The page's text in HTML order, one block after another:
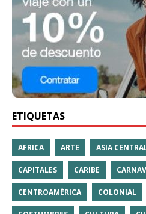
ETIQUETAS
AFRICA ARTE ASIA
CAPITALES CARIBE
CENTROAMÉRICA COLONIAL